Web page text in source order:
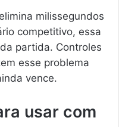
milissegundos
competitivo, essa
partida. Controles
esse problema
vence.
usar com